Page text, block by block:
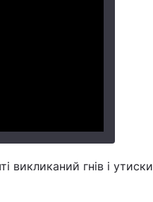
викликаний гнів і утиски